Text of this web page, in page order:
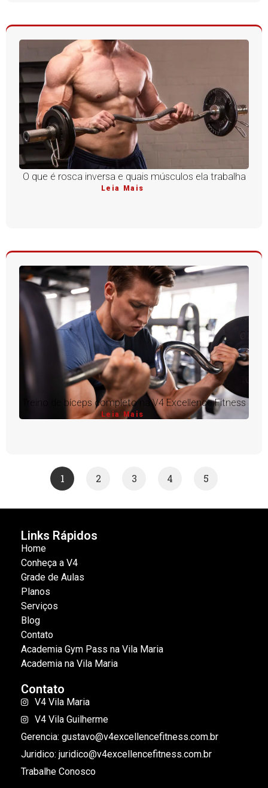
O que é rosca inversa e quais músculos ela trabalha
Leia Mais
Treino de bíceps completo na V4 Excellence Fitness
Leia Mais
1 2 3 4 5
Links Rápidos
Home
Conheça a V4
Grade de Aulas
Planos
Serviços
Blog
Contato
Academia Gym Pass na Vila Maria
Academia na Vila Maria
Contato
V4 Vila Maria
V4 Vila Guilherme
Gerencia: gustavo@v4excellencefitness.com.br
Juridico: juridico@v4excellencefitness.com.br
Trabalhe Conosco